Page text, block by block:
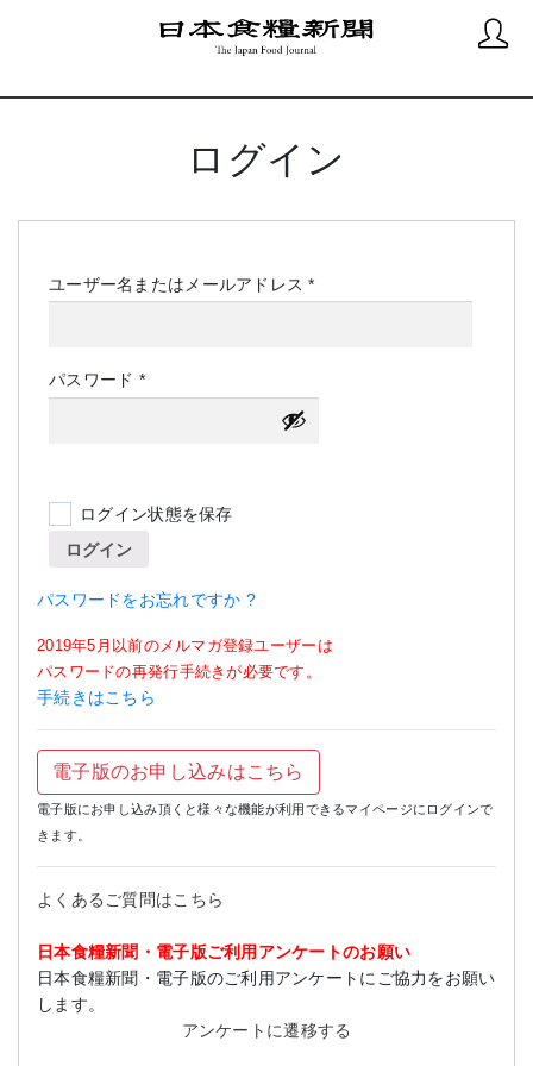
ログイン
ユーザー名またはメールアドレス*必
パスワード *必
須
ログイン状態を保存
ログイン
パスワードをお忘れですか ?
2019年5月以前のメルマガ登録ユーザーは
パスワードの再発行手続きが必要です。
手続きはこちら
電子版のお申し込みはこちら
電子版にお申し込み頂くと様々な機能が利用できるマイページにログインで
きます。
よくあるご質問はこちら
日本食糧新聞・電子版ご利用アンケートのお願い
日本食糧新聞・電子版のご利用アンケートにご協力をお願い
します。
アンケートに遷移する